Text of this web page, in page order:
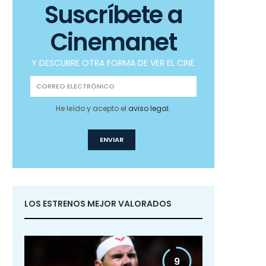
Suscríbete a
Cinemanet
Y DESCUBRE OTRA FORMA DE VER EL CINE
He leído y acepto elaviso legal.
LOS ESTRENOS MEJOR VALORADOS
9